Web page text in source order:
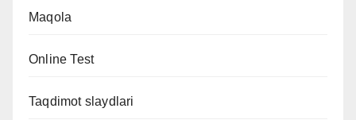
Maqola
Online Test
Taqdimot slaydlari